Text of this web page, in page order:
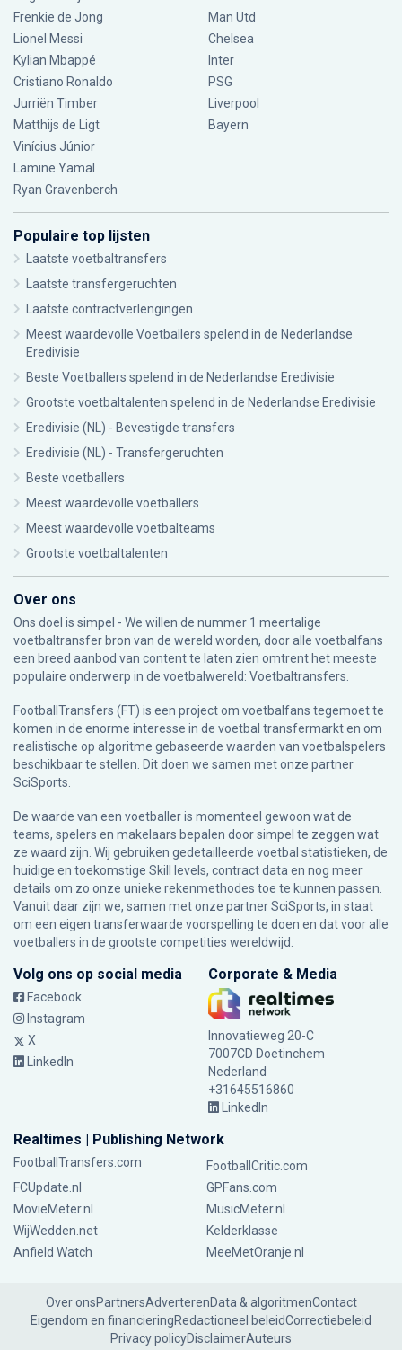
Frenkie de Jong
Lionel Messi
Kylian Mbappé
Cristiano Ronaldo
Jurriën Timber
Matthijs de Ligt
Vinícius Júnior
Lamine Yamal
Ryan Gravenberch
Man Utd
Chelsea
Inter
PSG
Liverpool
Bayern
Populaire top lijsten
Laatste voetbaltransfers
Laatste transfergeruchten
Laatste contractverlengingen
Meest waardevolle Voetballers spelend in de Nederlandse
Eredivisie
Beste Voetballers spelend in de Nederlandse Eredivisie
Grootste voetbaltalenten spelend in de Nederlandse Eredivisie
Eredivisie (NL) - Bevestigde transfers
Eredivisie (NL) - Transfergeruchten
Beste voetballers
Meest waardevolle voetballers
Meest waardevolle voetbalteams
Grootste voetbaltalenten
Over ons
Ons doel is simpel - We willen de nummer 1 meertalige
voetbaltransfer bron van de wereld worden, door alle voetbalfans
een breed aanbod van content te laten zien omtrent het meeste
populaire onderwerp in de voetbalwereld: Voetbaltransfers.
FootballTransfers (FT) is een project om voetbalfans tegemoet te
komen in de enorme interesse in de voetbal transfermarkt en om
realistische op algoritme gebaseerde waarden van voetbalspelers
beschikbaar te stellen. Dit doen we samen met onze partner
SciSports
De waarde van een voetballer is momenteel gewoon wat de
teams, spelers en makelaars bepalen door simpel te zeggen wat
ze waard zijn. Wij gebruiken gedetailleerde voetbal statistieken, de
huidige en toekomstige Skill levels, contract data en nog meer
details om zo onze unieke rekenmethodes toe te kunnen passen.
Vanuit daar zijn we, samen met onze partner SciSports, in staat
om een eigen transferwaarde voorspelling te doen en dat voor alle
voetballers in de grootste competities wereldwijd.
Volg ons op social media
Facebook
Instagram
X
LinkedIn
Corporate & Media
Innovatieweg 20-C
7007CD Doetinchem
Nederland
+31645516860
LinkedIn
Realtimes | Publishing Network
FootballTransfers.com
FootballCritic.com
FCUpdate.nl
GPFans.com
MovieMeter.nl
MusicMeter.nl
WijWedden.net
Kelderklasse
Anfield Watch
MeeMetOranje.nl
Over onsPartnersAdverterenData & algoritmenContact
Eigendom en financieringRedactioneel beleidCorrectiebeleid
Privacy policyDisclaimerAuteurs